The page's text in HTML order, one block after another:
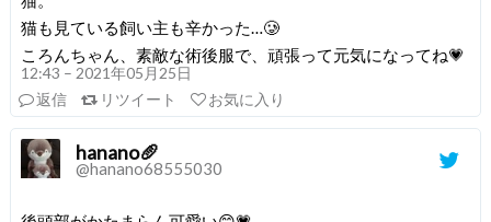
猫も見ている飼い主も辛かった…🥲
ころんちゃん、素敵な術後服で、頑張って元気になってね💗
12:43 – 2021年05月25日
返信
リツイート お気に入り
hanano🥖
@hanano68555030